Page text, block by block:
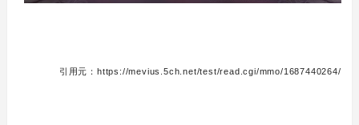
引用元：https://mevius.5ch.net/test/read.cgi/mmo/1687440264/